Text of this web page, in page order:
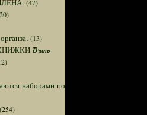
(47)
(13)
Bruno
наборами по
(254)